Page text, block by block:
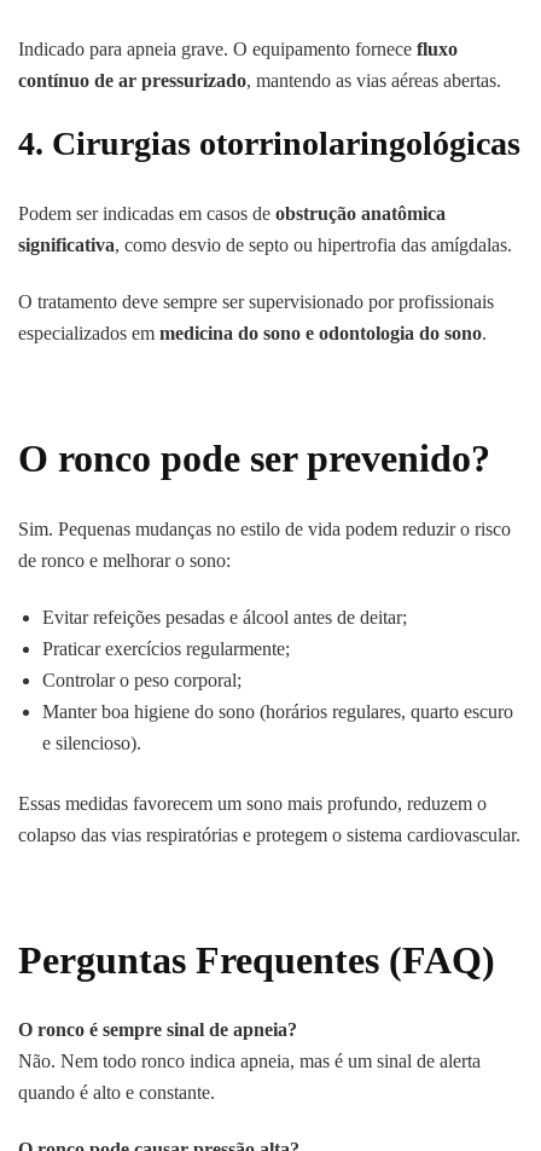
Indicado para apneia grave. O equipamento fornece fluxo
contínuo de ar pressurizado, mantendo as vias aéreas abertas.
4. Cirurgias otorrinolaringológicas
Podem ser indicadas em casos de obstrução anatômica
significativa, como desvio de septo ou hipertrofia das amígdalas.
O tratamento deve sempre ser supervisionado por profissionais
especializados em medicina do sono e odontologia do sono.
O ronco pode ser prevenido?
Sim. Pequenas mudanças no estilo de vida podem reduzir o risco
de ronco e melhorar o sono:
Evitar refeições pesadas e álcool antes de deitar;
Praticar exercícios regularmente;
Controlar o peso corporal;
Manter boa higiene do sono (horários regulares, quarto escuro
e silencioso).
Essas medidas favorecem um sono mais profundo, reduzem o
colapso das vias respiratórias e protegem o sistema cardiovascular.
Perguntas Frequentes (FAQ)
O ronco é sempre sinal de apneia?
Não. Nem todo ronco indica apneia, mas é um sinal de alerta
quando é alto e constante.